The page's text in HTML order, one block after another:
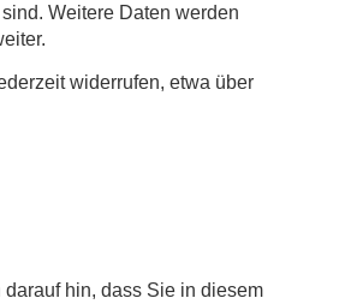
Weitere Daten werden
widerrufen, etwa über
hin, dass Sie in diesem